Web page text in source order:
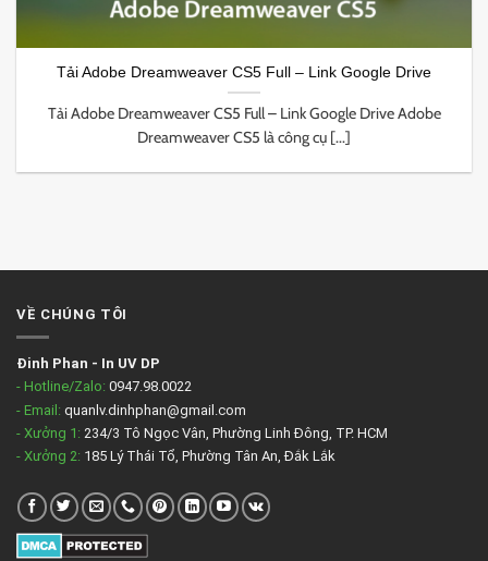
Tải Adobe Dreamweaver CS5 Full – Link Google Drive
Tải Adobe Dreamweaver CS5 Full – Link Google Drive Adobe
Dreamweaver CS5 là công cụ [...]
VỀ CHÚNG TÔI
Đinh Phan - In UV DP
- Hotline/Zalo: 0947.98.0022
- Email: quanlv.dinhphan@gmail.com
- Xưởng 1: 234/3 Tô Ngọc Vân, Phường Linh Đông, TP. HCM
- Xưởng 2: 185 Lý Thái Tổ, Phường Tân An, Đắk Lắk